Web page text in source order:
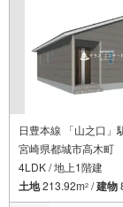
日豊本線 「山之口
宮崎県都城市高木町
4LDK / 地上1階建
土地213.92m2 /建物